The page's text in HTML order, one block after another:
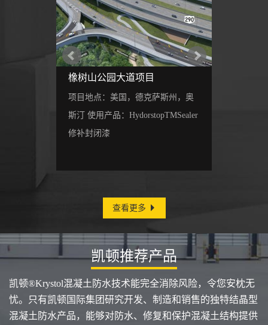
橡树山公园大道项目
项目地点：美国，德克萨斯州，奥
斯汀 使用产品：HydorstopTMSealer
修补封闭漆
查看更多
凯顿推荐产品
凯顿®Krystol混凝土防水技术能完全消除风险，令您安枕无
忧。只有凯顿国际集团研究开发、制造和销售的独特结晶型
混凝土防水产品，能够对防水、修复和保护混凝土结构提供